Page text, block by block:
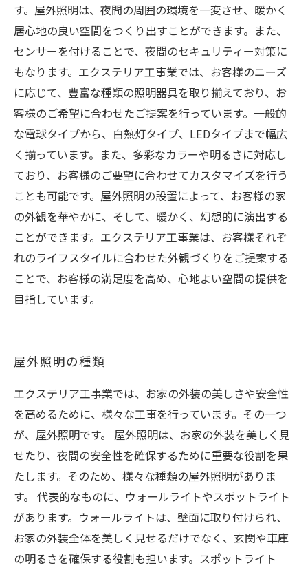
す。屋外照明は、夜間の周囲の環境を一変させ、暖かく
居心地の良い空間をつくり出すことができます。また、
センサーを付けることで、夜間のセキュリティー対策に
もなります。エクステリア工事業では、お客様のニーズ
に応じて、豊富な種類の照明器具を取り揃えており、お
客様のご希望に合わせたご提案を行っています。一般的
な電球タイプから、白熱灯タイプ、LEDタイプまで幅広
く揃っています。また、多彩なカラーや明るさに対応し
ており、お客様のご要望に合わせてカスタマイズを行う
ことも可能です。屋外照明の設置によって、お客様の家
の外観を華やかに、そして、暖かく、幻想的に演出する
ことができます。エクステリア工事業は、お客様それぞ
れのライフスタイルに合わせた外観づくりをご提案する
ことで、お客様の満足度を高め、心地よい空間の提供を
目指しています。
屋外照明の種類
エクステリア工事業では、お家の外装の美しさや安全性
を高めるために、様々な工事を行っています。その一つ
が、屋外照明です。 屋外照明は、お家の外装を美しく見
せたり、夜間の安全性を確保するために重要な役割を果
たします。そのため、様々な種類の屋外照明がありま
す。 代表的なものに、ウォールライトやスポットライト
があります。ウォールライトは、壁面に取り付けられ、
お家の外装全体を美しく見せるだけでなく、玄関や車庫
の明るさを確保する役割も担います。スポットライト